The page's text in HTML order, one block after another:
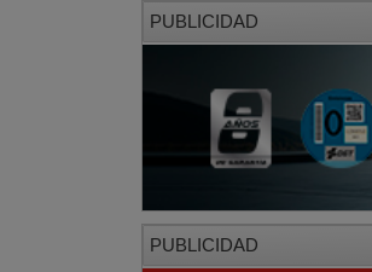
PUBLICIDAD
PUBLICIDAD